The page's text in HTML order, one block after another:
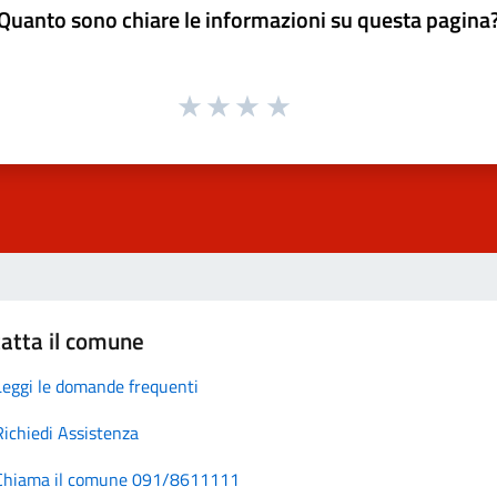
sono chiare le informazioni su questa
il comune
le domande frequenti
Assistenza
il comune 091/8611111